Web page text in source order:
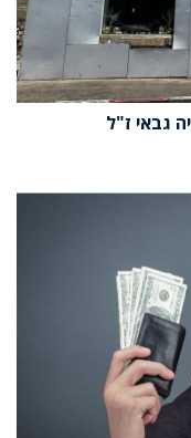
גבאי ז"ל